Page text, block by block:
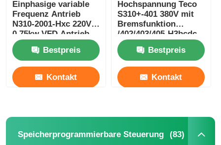
Einphasige variable
Frequenz Antrieb
N310-2001-Hxc 220V
0,75kw VFD Antrieb
Teco
Bestpreis
Kontakt
Hochspannung Teco
S310+-401 380V mit
Bremsfunktion
/402/403/405-H3bcdc
Bestpreis
Kontakt
Speicherprogrammierbare Steuerung (83)